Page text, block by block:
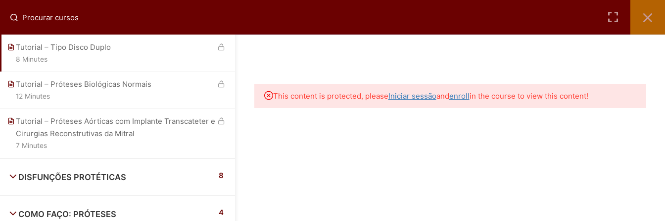
(21) 2536-0399
18 Minutes
Tutorial – Tipo Disco Duplo
8 Minutes
Tutorial – Próteses Biológicas Normais
12 Minutes
Tutorial – Próteses Aórticas com Implante Transcateter e
Cirurgias Reconstrutivas da Mitral
7 Minutes
DISFUNÇÕES PROTÉTICAS 8
COMO FAÇO: PRÓTESES 4
This content is protected, pleaseIniciar sessãoandenrollin the course to view this content!
ECOR - Av. das Américas 4801 sala 215-218 - (21) 2536-0399